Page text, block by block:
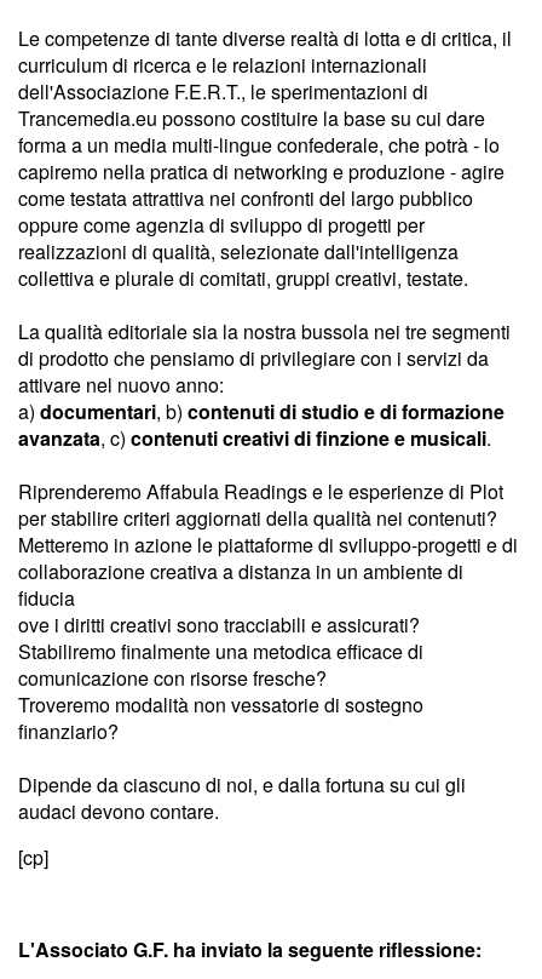
Le competenze di tante diverse realtà di lotta e di critica, il
curriculum di ricerca e le relazioni internazionali
dell'Associazione F.E.R.T., le sperimentazioni di
Trancemedia.eu possono costituire la base su cui dare
forma a un media multi-lingue confederale, che potrà - lo
capiremo nella pratica di networking e produzione - agire
come testata attrattiva nei confronti del largo pubblico
oppure come agenzia di sviluppo di progetti per
realizzazioni di qualità, selezionate dall'intelligenza
collettiva e plurale di comitati, gruppi creativi, testate.
La qualità editoriale sia la nostra bussola nei tre segmenti
di prodotto che pensiamo di privilegiare con i servizi da
attivare nel nuovo anno:
a) documentari, b) contenuti di studio e di formazione
avanzata, c) contenuti creativi di finzione e musicali.
Riprenderemo Affabula Readings e le esperienze di Plot
per stabilire criteri aggiornati della qualità nei contenuti?
Metteremo in azione le piattaforme di sviluppo-progetti e di
collaborazione creativa a distanza in un ambiente di
fiducia
ove i diritti creativi sono tracciabili e assicurati?
Stabiliremo finalmente una metodica efficace di
comunicazione con risorse fresche?
Troveremo modalità non vessatorie di sostegno
finanziario?
Dipende da ciascuno di noi, e dalla fortuna su cui gli
audaci devono contare.
[cp]
L'Associato G.F. ha inviato la seguente riflessione: